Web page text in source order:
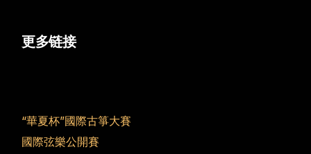
更多链接
“華夏杯”國際古箏大賽
國際弦樂公開賽